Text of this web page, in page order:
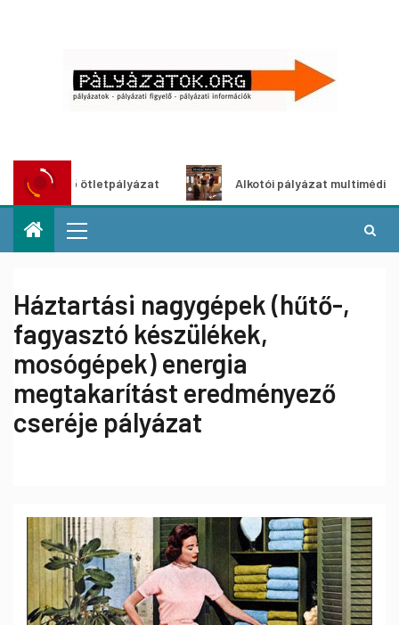
ötletpályázat Alkotói pályázat multimédia-
Háztartási nagygépek (hűtő-,
fagyasztó készülékek,
mosógépek) energia
megtakarítást eredményező
cseréje pályázat